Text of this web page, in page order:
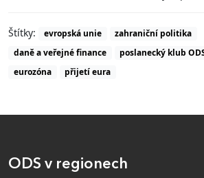
Štítky: evropská unie
zahraniční politika
daně a veřejné finance
poslanecký klub
eurozóna
přijetí eura
ODS v regionech